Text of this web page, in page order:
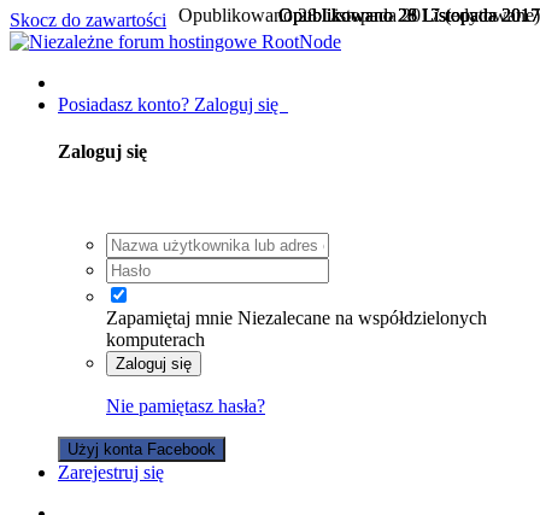
Skocz do zawartości
Posiadasz konto? Zaloguj się
Zaloguj się
Zapamiętaj mnie Niezalecane na współdzielonych
komputerach
Zaloguj się
Nie pamiętasz hasła?
Użyj konta Facebook
Zarejestruj się
Opublikowano26 Listopada 2017
Opublikowano28 Listopada 2017
Opublikowano28 Listopada 2017 (edytowane)
Opublikowano28 Listopada 2017